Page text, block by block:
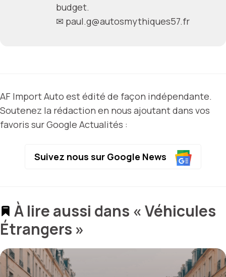
budget.
✉ paul.g@autosmythiques57.fr
AF Import Auto est édité de façon indépendante.
Soutenez la rédaction en nous ajoutant dans vos
favoris sur Google Actualités :
Suivez nous sur Google News
À lire aussi dans « Véhicules
Étrangers »